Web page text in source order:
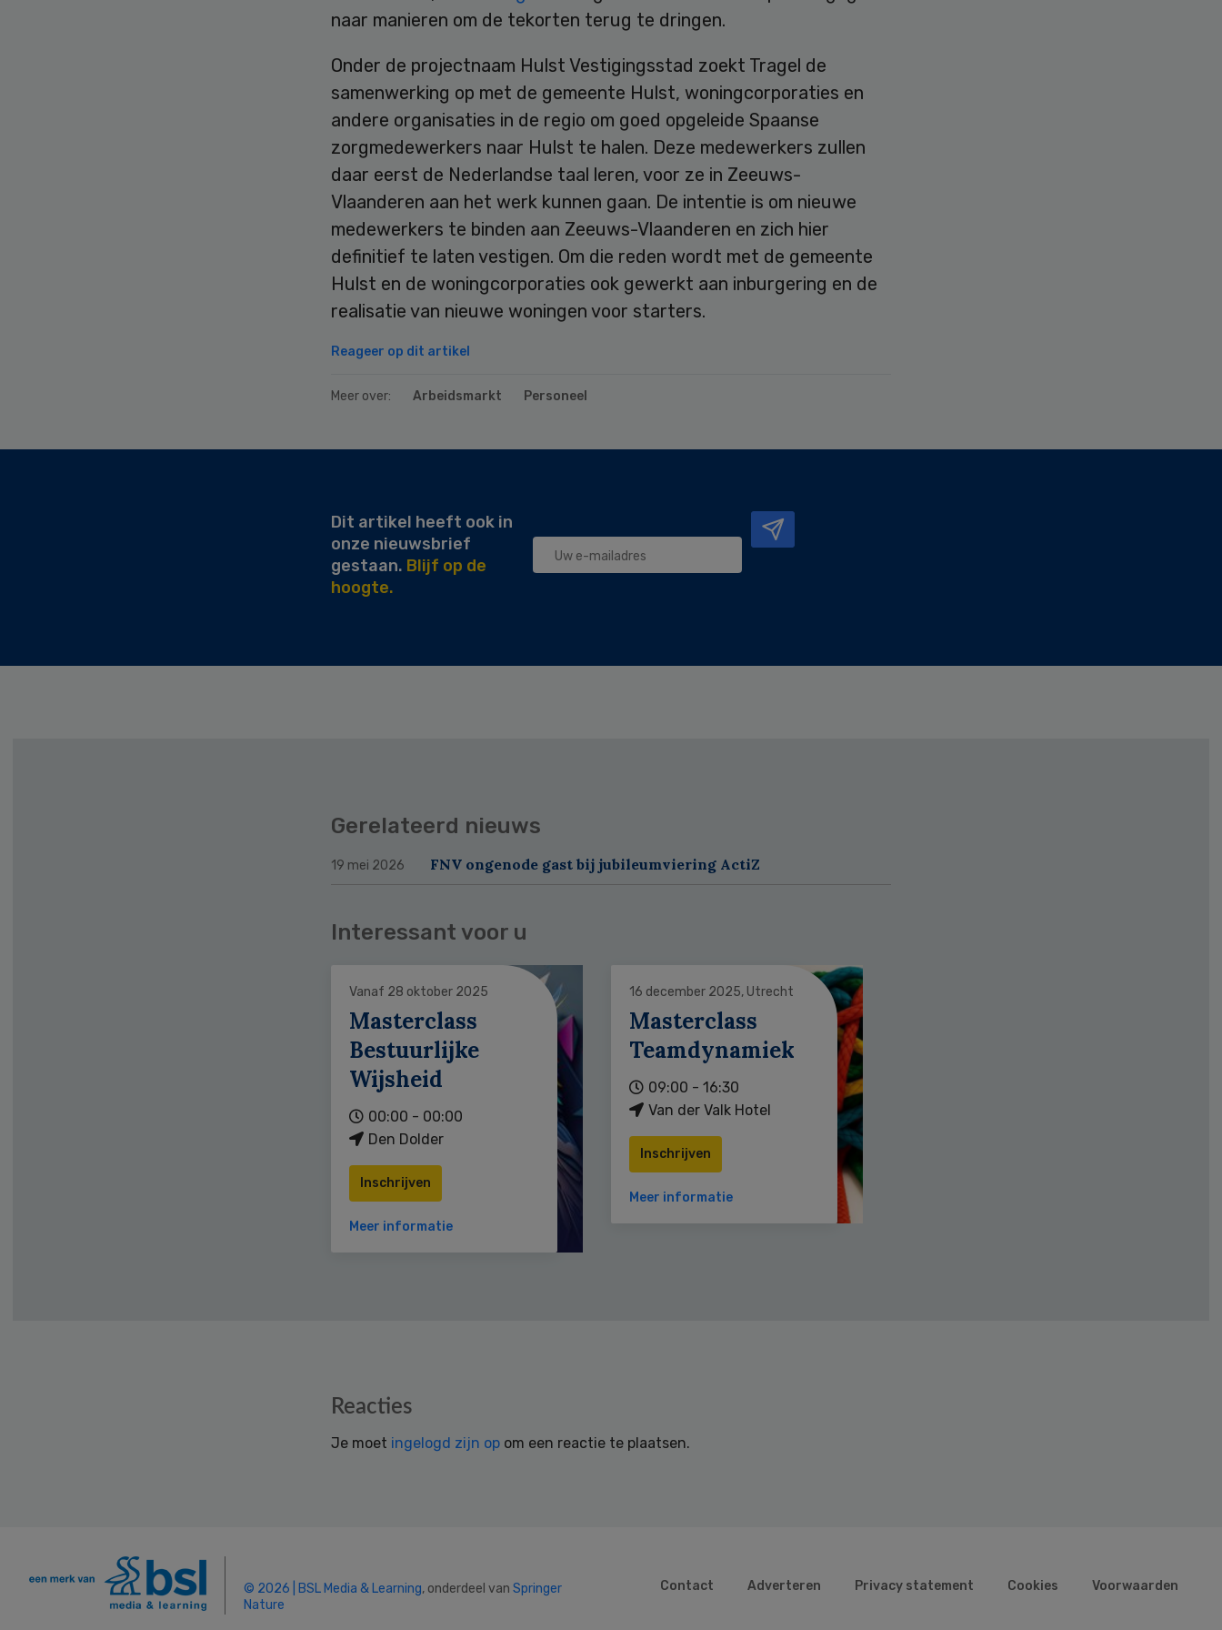
naar manieren om de tekorten terug te dringen.
Onder de projectnaam Hulst Vestigingsstad zoekt Tragel de
samenwerking op met de gemeente Hulst, woningcorporaties en
andere organisaties in de regio om goed opgeleide Spaanse
zorgmedewerkers naar Hulst te halen. Deze medewerkers zullen
daar eerst de Nederlandse taal leren, voor ze in Zeeuws-
Vlaanderen aan het werk kunnen gaan. De intentie is om nieuwe
medewerkers te binden aan Zeeuws-Vlaanderen en zich hier
definitief te laten vestigen. Om die reden wordt met de gemeente
Hulst en de woningcorporaties ook gewerkt aan inburgering en de
realisatie van nieuwe woningen voor starters.
Reageer op dit artikel
Meer over: Arbeidsmarkt Personeel
Dit artikel heeft ook in
onze nieuwsbrief
gestaan. Blijf op de
hoogte.
Gerelateerd nieuws
19 mei 2026 FNV ongenode gast bij jubileumviering ActiZ
Interessant voor u
Vanaf 28 oktober 2025
Masterclass
Bestuurlijke
Wijsheid
00:00 - 00:00
Den Dolder
Inschrijven
Meer informatie
16 december 2025, Utrecht
Masterclass
Teamdynamiek
09:00 - 16:30
Van der Valk Hotel
Inschrijven
Meer informatie
Reacties
Je moet ingelogd zijn op om een reactie te plaatsen.
© 2026 | BSL Media & Learning, onderdeel van Springer
Nature
Contact Adverteren Privacy statement Cookies Voorwaarden